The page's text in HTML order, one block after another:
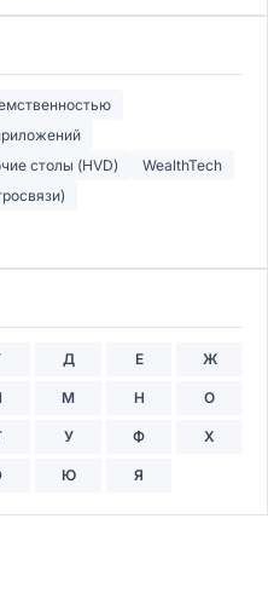
столы (HVD)
WealthTech
Д Е Ж
М Н О
У Ф Х
Ю Я